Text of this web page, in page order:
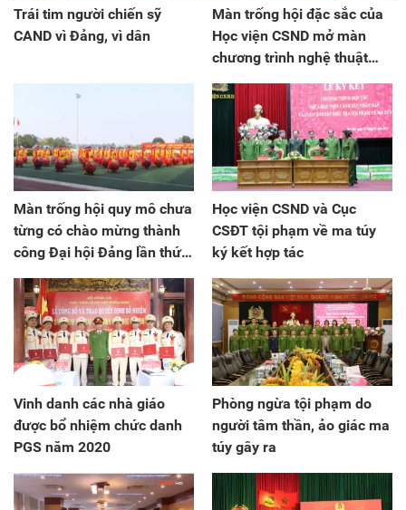
Trái tim người chiến sỹ
CAND vì Đảng, vì dân
Màn trống hội đặc sắc của
Học viện CSND mở màn
chương trình nghệ thuật
hội XIII của Đảng
Màn trống hội quy mô chưa
từng có chào mừng thành
công Đại hội Đảng lần thứ
XIII
Học viện CSND và Cục
CSĐT tội phạm về ma túy
ký kết hợp tác
Vinh danh các nhà giáo
được bổ nhiệm chức danh
PGS năm 2020
Phòng ngừa tội phạm do
người tâm thần, ảo giác ma
túy gây ra